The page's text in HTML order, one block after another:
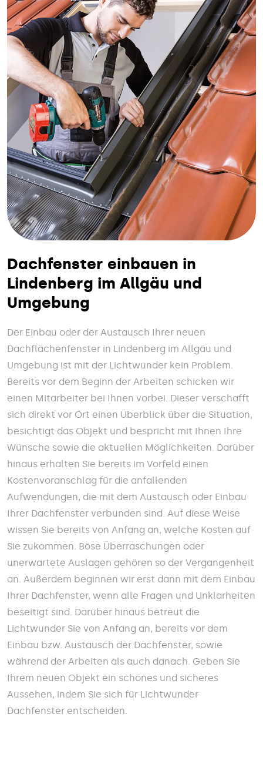
Dachfenster einbauen in
Lindenberg im Allgäu und
Umgebung
Der Einbau oder der Austausch Ihrer neuen
Dachflächenfenster in Lindenberg im Allgäu und
Umgebung ist mit der Lichtwunder kein Problem.
Bereits vor dem Beginn der Arbeiten schicken wir
einen Mitarbeiter bei Ihnen vorbei. Dieser verschafft
sich direkt vor Ort einen Überblick über die Situation,
besichtigt das Objekt und bespricht mit Ihnen Ihre
Wünsche sowie die aktuellen Möglichkeiten. Darüber
hinaus erhalten Sie bereits im Vorfeld einen
Kostenvoranschlag für die anfallenden
Aufwendungen, die mit dem Austausch oder Einbau
Ihrer Dachfenster verbunden sind. Auf diese Weise
wissen Sie bereits von Anfang an, welche Kosten auf
Sie zukommen. Böse Überraschungen oder
unerwartete Auslagen gehören so der Vergangenheit
an. Außerdem beginnen wir erst dann mit dem Einbau
Ihrer Dachfenster, wenn alle Fragen und Unklarheiten
beseitigt sind. Darüber hinaus betreut die
Lichtwunder Sie von Anfang an, bereits vor dem
Einbau bzw. Austausch der Dachfenster, sowie
während der Arbeiten als auch danach. Geben Sie
Ihrem neuen Objekt ein schönes und sicheres
Aussehen, indem Sie sich für Lichtwunder
Dachfenster entscheiden.